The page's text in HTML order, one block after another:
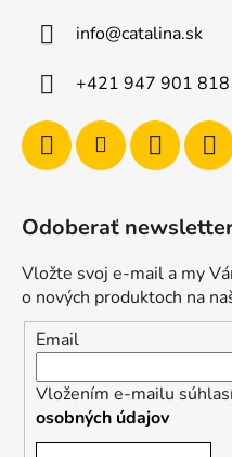
info@catalina.sk
+421 947 901 818
Odoberať
Vložte svoj e-mail a my
o nových produktoch na
Email
Vložením e-mailu
osobných údajov